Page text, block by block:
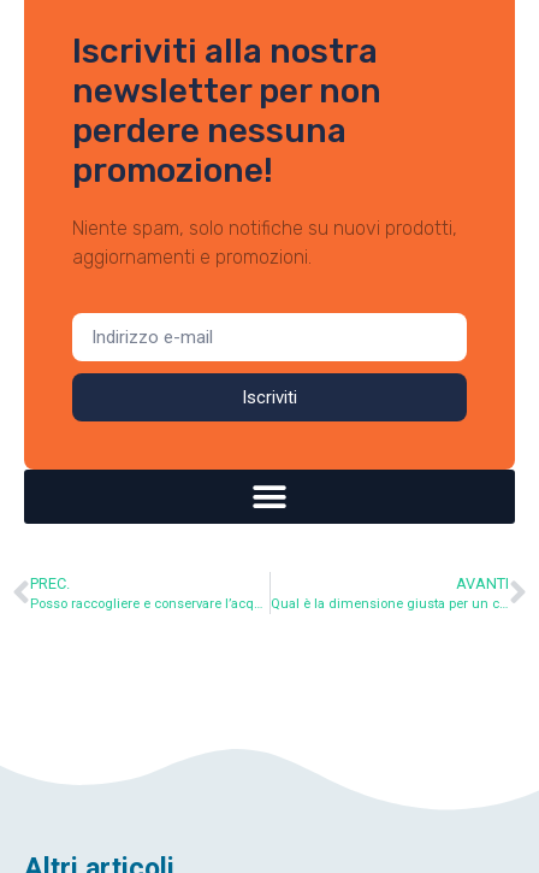
Iscriviti alla nostra
newsletter per non
perdere nessuna
promozione!
Niente spam, solo notifiche su nuovi prodotti,
aggiornamenti e promozioni.
Iscriviti
PREC.
Posso raccogliere e conservare l’acqua piovana per usarla a casa?
AVANTI
Qual è la dimensione giusta per un collettore di acqua piovana?